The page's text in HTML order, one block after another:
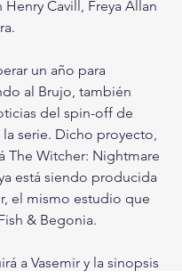
Cavill, Freya Allan
un año para
al Brujo, también
del spin-off de
serie. Dicho proyecto,
The Witcher: Nightmare
está siendo producida
el mismo estudio que
& Begonia.
a Vasemir y la sinopsis